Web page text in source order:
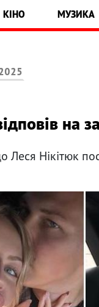
КІНО МУЗИКА
на
Нікітюк